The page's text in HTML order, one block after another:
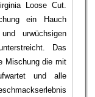
Loose Cut.
ein Hauch
urwüchsigen
Das
Mischung die mit
und alle